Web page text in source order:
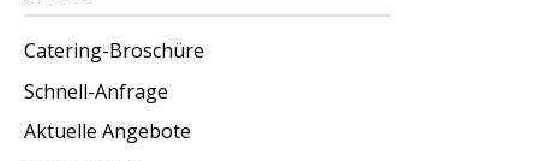
Catering-Broschüre
Schnell-Anfrage
Aktuelle Angebote